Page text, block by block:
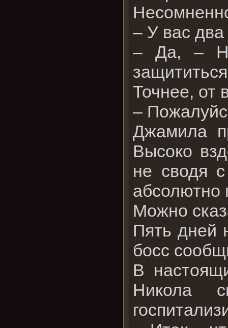
– У вас
– Да, –
Точнее, от
–
Джамила
Высоко
не сводя
абсолютно
Можно
Пять дней
босс
В
Никола